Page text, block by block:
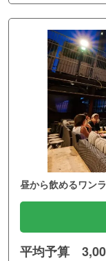
昼から飲めるワン
平均予算